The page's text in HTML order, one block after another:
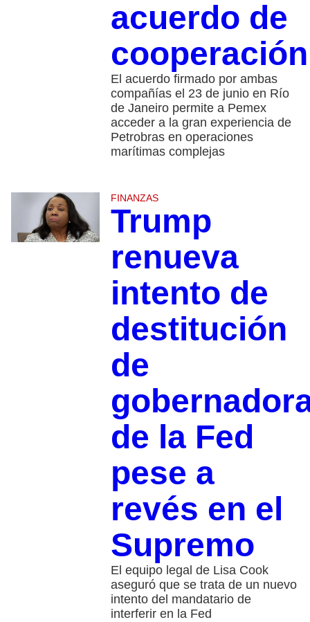
acuerdo de
cooperación
El acuerdo firmado por ambas
compañías el 23 de junio en Río
de Janeiro permite a Pemex
acceder a la gran experiencia de
Petrobras en operaciones
marítimas complejas
FINANZAS
Trump
renueva
intento de
destitución
de
de la Fed
pese a
revés en el
Supremo
El equipo legal de Lisa Cook
aseguró que se trata de un nuevo
intento del mandatario de
interferir en la Fed